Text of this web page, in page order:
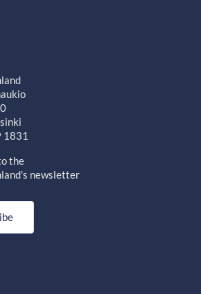
1831
the
newsletter